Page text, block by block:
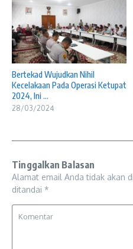
Bertekad Wujudkan Nihil
Kecelakaan Pada Operasi Ketupat
2024, Ini ...
28/03/2024
Tinggalkan Balasan
Alamat email Anda tidak akan
ditandai *